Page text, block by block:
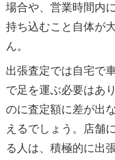
場合や、営業時間内
持ち込むこと自体が
ん。
出張査定では自宅で
で足を運ぶ必要はあ
のに査定額に差が出
えるでしょう。店舗
る人は、積極的に出